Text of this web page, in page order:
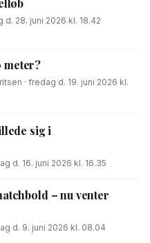
d. 28. juni 2026 kl. 18.42
meter?
· fredag d. 19. juni 2026 kl.
sig i
d. 16. juni 2026 kl. 16.35
– nu venter
d. 9. juni 2026 kl. 08.04